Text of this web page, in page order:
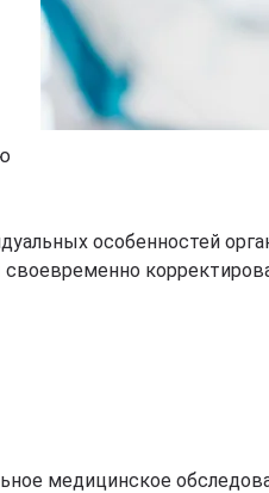
особенностей
медицинское